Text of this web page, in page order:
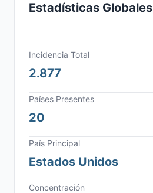
Estadísticas Globales
Incidencia Total
2.877
Países Presentes
20
País Principal
Estados Unidos
Concentración